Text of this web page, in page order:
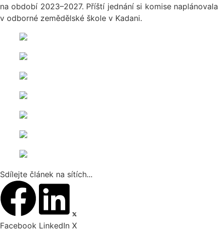
na období 2023–2027. Příští jednání si komise naplánovala
v odborné zemědělské škole v Kadani.
Sdílejte článek na sítích...
Facebook LinkedIn X